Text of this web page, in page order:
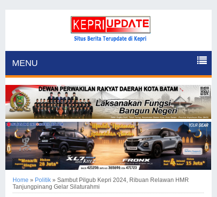
MENU
Home » Politik »Sambut Pilgub Kepri 2024, Ribuan Relawan HMR
Tanjungpinang Gelar Silaturahmi